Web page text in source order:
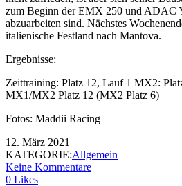
zum Beginn der EMX 250 und ADAC
abzuarbeiten sind. Nächstes
italienische Festland nach Mantova.
Ergebnisse:
Zeittraining: Platz 12, Lauf 1 MX2:
MX1/MX2 Platz 12 (MX2 Platz 6)
Fotos: Maddii Racing
12. März 2021
KATEGORIE:Allgemein
Keine Kommentare
0 Likes